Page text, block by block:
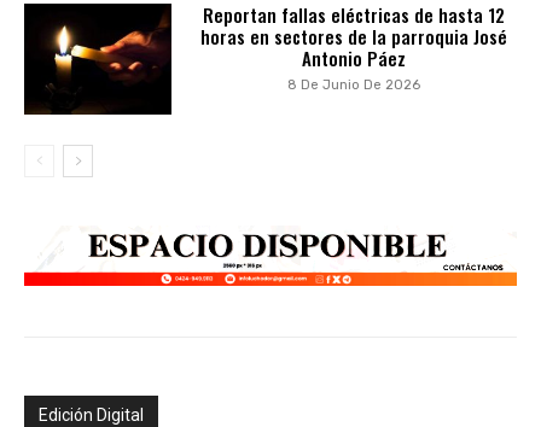
Reportan fallas eléctricas de hasta 12
horas en sectores de la parroquia José
Antonio Páez
8 De Junio De 2026
Edición Digital